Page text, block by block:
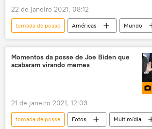
Brasília
Polícia Federal (PF)
tensão política
América do Sul
América Latina
terrorismo
combate ao terrorismo
Polícia Civil
22 de janeiro 2021, 08:12
tomada de posse Américas
Mundo
Notícias
Guarda Nacional
polícia
Capitólio
Washington EUA
Momentos da posse de Joe Biden que
acabaram virando memes
21 de janeiro 2021, 12:03
tomada de posse Fotos
Multimídia